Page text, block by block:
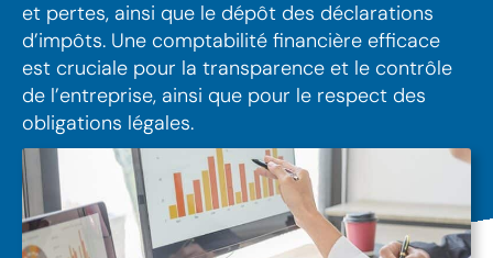
et pertes, ainsi que le dépôt des déclarations
d’impôts. Une comptabilité financière efficace
est cruciale pour la transparence et le contrôle
de l’entreprise, ainsi que pour le respect des
obligations légales.